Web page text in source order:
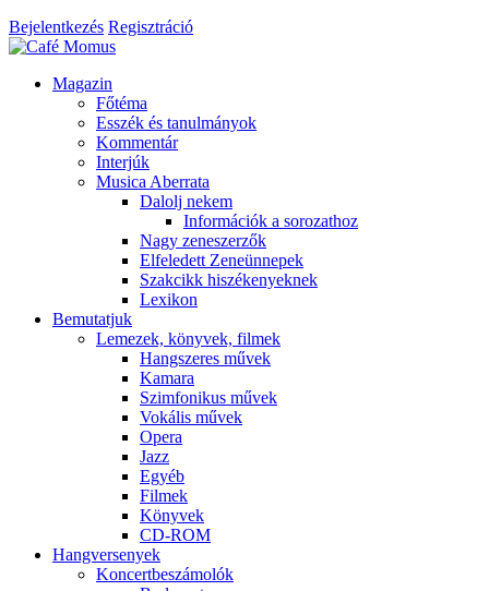
Bejelentkezés Regisztráció
Magazin
Főtéma
Esszék és tanulmányok
Kommentár
Interjúk
Musica Aberrata
Dalolj nekem
Információk a sorozathoz
Nagy zeneszerzők
Elfeledett Zeneünnepek
Szakcikk hiszékenyeknek
Lexikon
Bemutatjuk
Lemezek, könyvek, filmek
Hangszeres művek
Kamara
Szimfonikus művek
Vokális művek
Opera
Jazz
Egyéb
Filmek
Könyvek
CD-ROM
Hangversenyek
Koncertbeszámolók